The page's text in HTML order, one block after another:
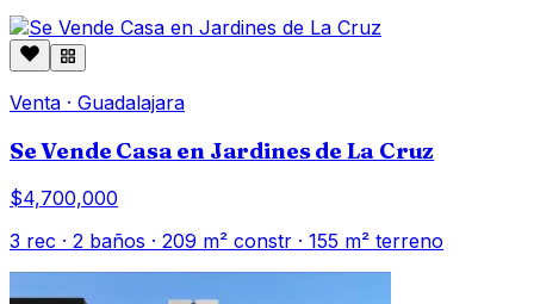
Venta · Guadalajara
Se Vende Casa en Jardines de La Cruz
$4,700,000
3 rec · 2 baños · 209 m² constr · 155 m² terreno